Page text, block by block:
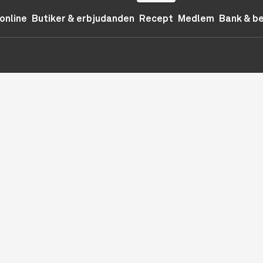
Butiker & erbjudanden Recept Medlem Bank &